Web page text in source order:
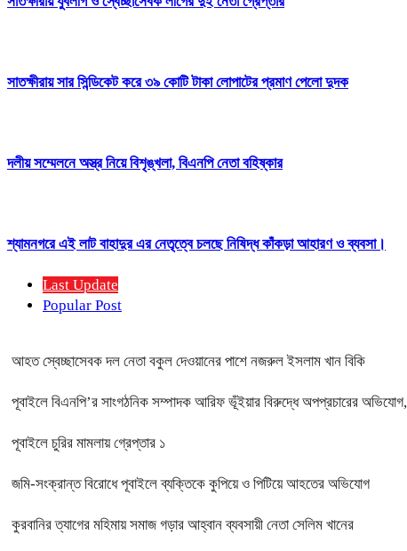
সাতক্ষীরায় সার সিন্ডিকেট করে ৩৯ কোটি টাকা লোপাটের প্রমাণ পেলো দুদক
দলীয় সম্মেলনে অস্ত্র নিয়ে বিশৃঙ্খলা, বিএনপি নেতা বহিষ্কার
শ্যামনগরে এই লাট বাহাদুর এর নেতৃত্বে চলছে নিষিদ্ধ কাঁকড়া আহারণ ও ব্যবসা।
Last Update
Popular Post
আহত স্বেচ্ছাসেবক দল নেতা বকুল দেওয়ানের পাশে নজরুল ইসলাম খান বিকি
পূবাইলে বিএনপি’র সাংগঠনিক সম্পাদক আরিফ ভূঁইয়ার বিরুদ্ধে অপপ্রচারের অভিযোগ,
পূবাইলে চুরির মামলায় গ্রেপ্তার ১
জমি-সংক্রান্ত বিরোধে পূবাইলে ব্যক্তিকে কুপিয়ে ও পিটিয়ে আহতের অভিযোগ
কুরবানির ত্যাগের মহিমায় সমাজ গড়ার আহ্বান ব্যবসায়ী নেতা সেলিম খানের